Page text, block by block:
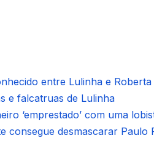
entre Lulinha e
e falcatruas de Lulinha
‘emprestado’ com uma
consegue desmascarar Paulo